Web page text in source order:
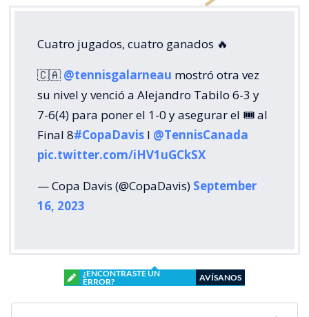
Cuatro jugados, cuatro ganados 🔥
🇨🇦 @tennisgalarneau mostró otra vez
su nivel y venció a Alejandro Tabilo 6-3 y
7-6(4) para poner el 1-0 y asegurar el 🎟️ al
Final 8#CopaDavis I @TennisCanada
pic.twitter.com/iHV1uGCkSX
— Copa Davis (@CopaDavis) September
16, 2023
¿ENCONTRASTE UN
ERROR?
AVÍSANOS